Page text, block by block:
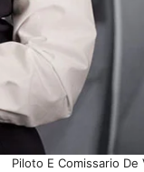
Piloto E Comissario De